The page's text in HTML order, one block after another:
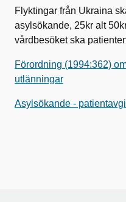
Flyktingar från Ukraina
asylsökande, 25kr alt
vårdbesöket ska
Förordning (1994:362)
utlänningar
Asylsökande -